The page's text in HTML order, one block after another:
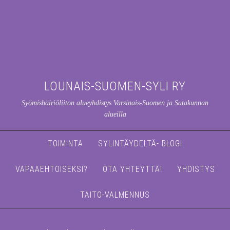
LOUNAIS-SUOMEN-SYLI RY
Syömishäiriöliiton alueyhdistys Varsinais-Suomen ja Satakunnan
alueilla
TOIMINTA SYLINTÄYDELTÄ- BLOGI
VAPAAEHTOISEKSI? OTA YHTEYTTÄ! YHDISTYS
TAITO-VALMENNUS